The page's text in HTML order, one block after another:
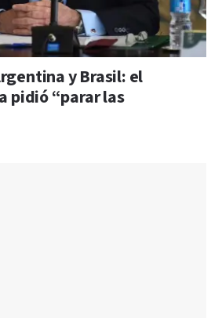
y Brasil: el
pidió “parar las